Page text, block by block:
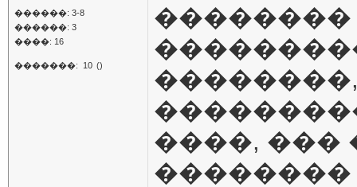
������: 3-8
������: 3
����: 16
�������: 10 ()
����, ���
��������